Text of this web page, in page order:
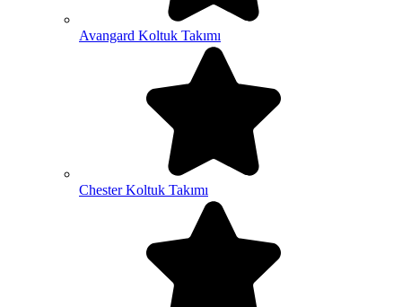
Avangard Koltuk Takımı
Chester Koltuk Takımı